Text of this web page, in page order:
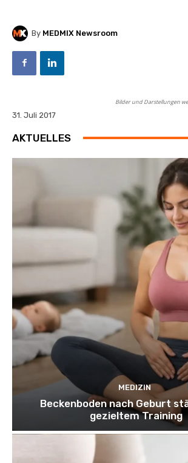
By MEDMIX Newsroom
Bilder und Darstellungen
31. Juli 2017
AKTUELLES
MEDIZIN
Beckenboden nach Geburt
gezieltem Training